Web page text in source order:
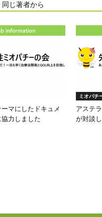
同じ著者から
マにしたドキュメ
力しました
ミオパチ
アステ
が対談